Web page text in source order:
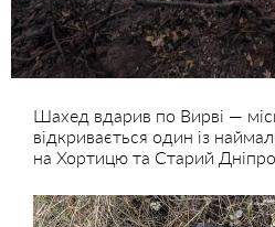
Шахед вдарив по Вирві —
відкривається один із
на Хортицю та Старий Дніпро.